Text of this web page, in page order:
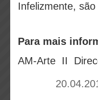
Infelizmente,
Para mais
AM-Arte II